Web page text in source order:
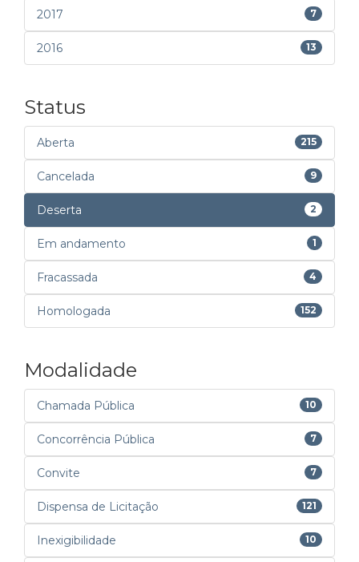
2017 7
2016 13
Status
Aberta 215
Cancelada 9
Deserta 2
Em andamento 1
Fracassada 4
Homologada 152
Modalidade
Chamada Pública 10
Concorrência Pública 7
Convite 7
Dispensa de Licitação 121
Inexigibilidade 10